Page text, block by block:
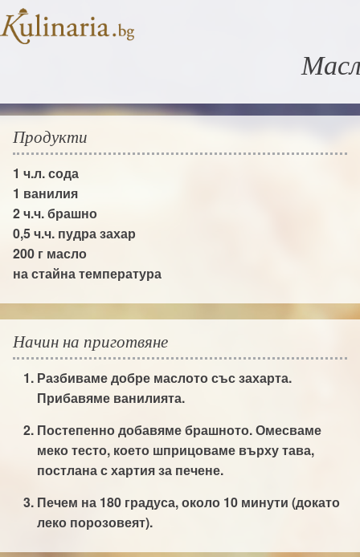
Продукти
1 ч.л.сода
1 ванилия
2 ч.ч.брашно
0,5 ч.ч. пудра захар
200 г масло
на стайна температура
Начин на приготвяне
Разбиваме добре маслото със захарта.
Прибавяме ванилията.
Постепенно добавяме брашното. Омесваме
меко тесто, което шприцоваме върху тава,
постлана с хартия за печене.
Печем на 180 градуса, около 10 минути (докато
леко порозовеят).